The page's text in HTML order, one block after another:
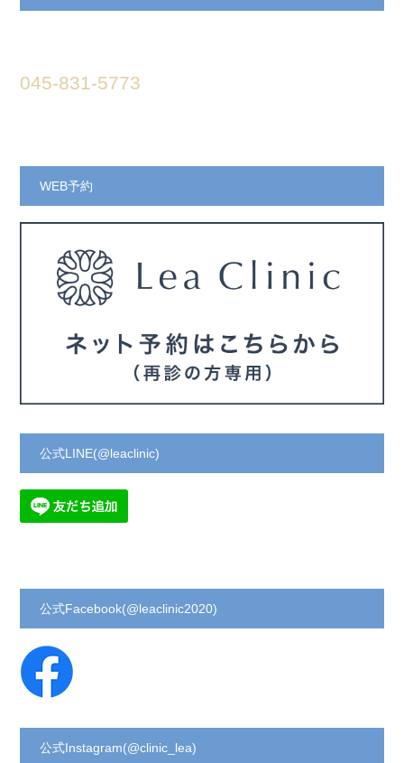
045-831-5773
WEB予約
公式LINE(@leaclinic)
公式Facebook(@leaclinic2020)
公式Instagram(@clinic_lea)